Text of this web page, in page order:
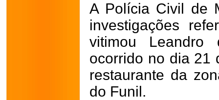
A Polícia Civil de
investigações
vitimou
ocorrido no dia 21
restaurante da
do Funil.